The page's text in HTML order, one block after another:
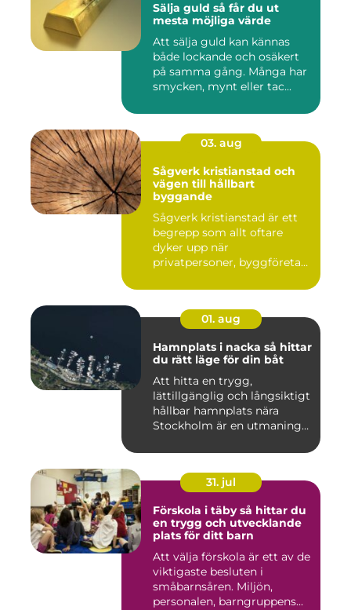
Sälja guld så får du ut
mesta möjliga värde
Att sälja guld kan kännas
både lockande och osäkert
på samma gång. Många har
smycken, mynt eller tac...
03. aug
Sågverk kristianstad och
vägen till hållbart
byggande
Sågverk kristianstad är ett
begrepp som allt oftare
dyker upp när
privatpersoner, byggföretag
01. aug
Hamnplats i nacka så hittar
du rätt läge för din båt
Att hitta en trygg,
lättillgänglig och långsiktigt
hållbar hamnplats nära
Stockholm är en utmaning
31. jul
Förskola i täby så hittar du
en trygg och utvecklande
plats för ditt barn
Att välja förskola är ett av de
viktigaste besluten i
småbarnsåren. Miljön,
personalen, barngruppens...